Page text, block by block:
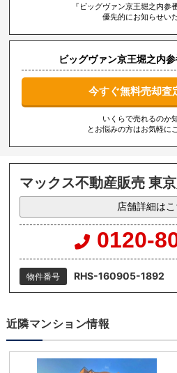
『ビッグヴァン京王堀之内参
優先的にお知らせい
ビッグヴァン京王堀之内
今すぐ無料売却査
いくらで売れるのか
とお悩みの方はお気軽に
マックス不動産販売 東
店舗詳細は
0120-
物件番号 RHS-160905-1892
近隣マンション情報